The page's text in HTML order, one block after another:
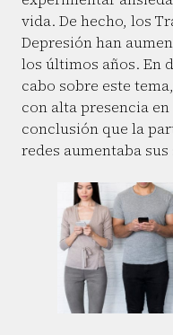
vida. De hecho, los
Depresión han
los últimos años. En
cabo sobre este
con alta presencia
conclusión que la
redes aumentaba